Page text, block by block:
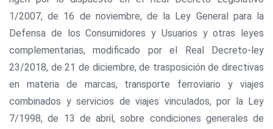
1/2007, de 16 de noviembre, de la Ley General para la
Defensa de los Consumidores y Usuarios y otras leyes
complementarias, modificado por el Real Decreto-ley
23/2018, de 21 de diciembre, de trasposición de directivas
en materia de marcas, transporte ferroviario y viajes
combinados y servicios de viajes vinculados, por la Ley
7/1998, de 13 de abril, sobre condiciones generales de